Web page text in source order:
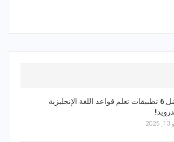
أفضل 6 تطبيقات تعلم قواعد اللغة الإنجليزية